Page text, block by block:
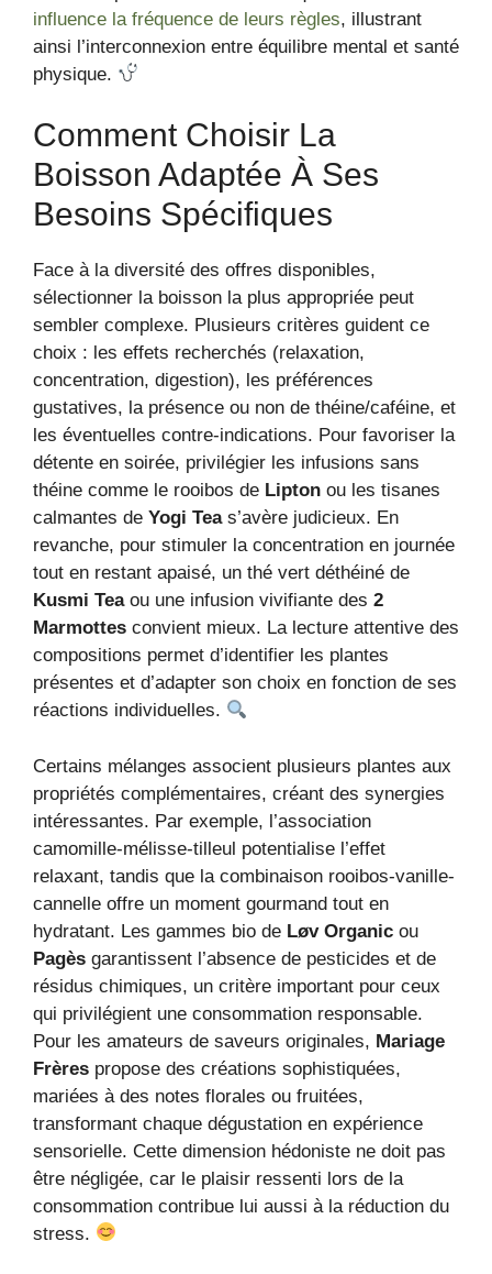
influence la fréquence de leurs règles, illustrant
ainsi l’interconnexion entre équilibre mental et santé
physique.
Comment Choisir La
Boisson Adaptée À Ses
Besoins Spécifiques
Face à la diversité des offres disponibles,
sélectionner la boisson la plus appropriée peut
sembler complexe. Plusieurs critères guident ce
choix : les effets recherchés (relaxation,
concentration, digestion), les préférences
gustatives, la présence ou non de théine/caféine, et
les éventuelles contre-indications. Pour favoriser la
détente en soirée, privilégier les infusions sans
théine comme le rooibos de Lipton ou les tisanes
calmantes de Yogi Teas’avère judicieux. En
revanche, pour stimuler la concentration en journée
tout en restant apaisé, un thé vert déthéiné de
Kusmi Teaou une infusion vivifiante des 2
Marmottes convient mieux. La lecture attentive des
compositions permet d’identifier les plantes
présentes et d’adapter son choix en fonction de ses
réactions individuelles.
Certains mélanges associent plusieurs plantes aux
propriétés complémentaires, créant des synergies
intéressantes. Par exemple, l’association
camomille-mélisse-tilleul potentialise l’effet
relaxant, tandis que la combinaison rooibos-vanille-
cannelle offre un moment gourmand tout en
hydratant. Les gammes bio de Løv Organic ou
Pagès garantissent l’absence de pesticides et de
résidus chimiques, un critère important pour ceux
qui privilégient une consommation responsable.
Pour les amateurs de saveurs originales, Mariage
Frères propose des créations sophistiquées,
mariées à des notes florales ou fruitées,
transformant chaque dégustation en expérience
sensorielle. Cette dimension hédoniste ne doit pas
être négligée, car le plaisir ressenti lors de la
consommation contribue lui aussi à la réduction du
stress.